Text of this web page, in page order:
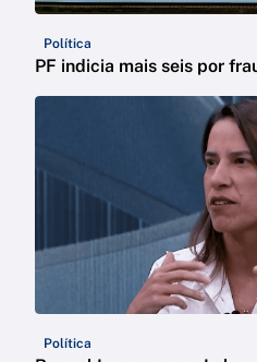
Política
PF indicia mais seis por
Política